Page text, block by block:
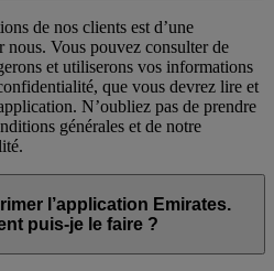
de nos clients est d’une
nous. Vous pouvez consulter de
et utiliserons vos informations
que vous devrez lire et
N’oubliez pas de prendre
générales et de notre
l’application Emirates.
puis-je le faire ?